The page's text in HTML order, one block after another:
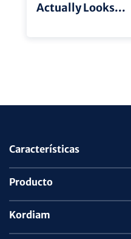
Actually Looks...
Características
Producto
Kordiam